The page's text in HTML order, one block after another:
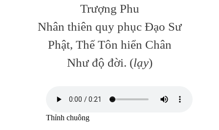
Trượng Phu
Nhân thiên quy phục Đạo Sư
Phật, Thế Tôn hiển Chân
Như độ đời. (lạy)
Thỉnh chuông